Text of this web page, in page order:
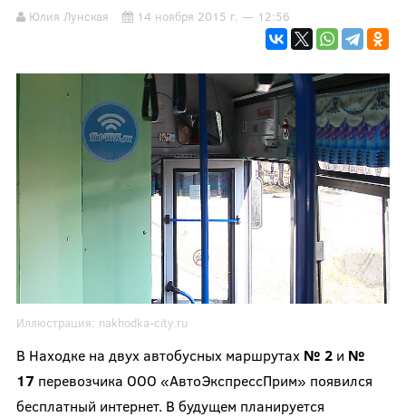
Юлия Лунская 14 ноября 2015 г. — 12:56
Иллюстрация: nakhodka-city.ru
В Находке на двух автобусных маршрутах № 2и №
17 перевозчика ООО «АвтоЭкспрессПрим» появился
бесплатный интернет. В будущем планируется